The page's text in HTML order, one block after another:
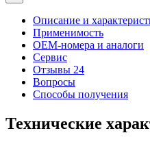
Описание и
Применимость
OEM-номера и аналоги
Сервис
Отзывы 24
Вопросы
Способы получения
Технические